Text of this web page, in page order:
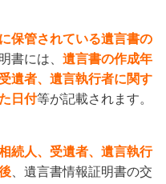
保管されている遺言書の
書には、 遺言書の作成年
遺者、遺言執行者に関す
日付等が記載されます。
続人、受遺者、遺言執行
、遺言書情報証明書の交